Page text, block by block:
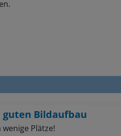
guten Bildaufbau
Plätze!